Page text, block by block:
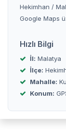
Hekimhan /
Google Maps
Hızlı Bilgi
İl: Malatya
İlçe:
Mahalle:
Konum: